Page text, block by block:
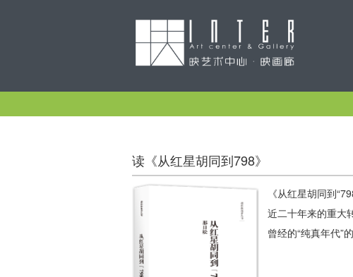
读《从红星胡同到798》
《从红星胡同到
近二十年来的重大
曾经的“纯真年代”